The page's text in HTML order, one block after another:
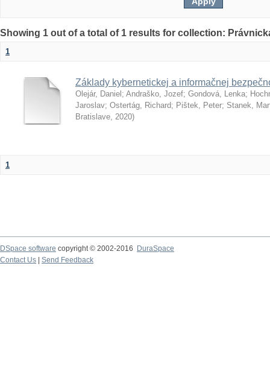
Showing 1 out of a total of 1 results for collection:
1
Základy kybernetickej a informačnej
Olejár, Daniel ; Andraško, Jozef; Gondová, Lenka;
Jaroslav; Ostertág, Richard; Pištek, Peter; Stanek,
Bratislave, 2020)
1
DSpace software copyright © 2002-2016
DuraSpace
Contact Us
Send Feedback